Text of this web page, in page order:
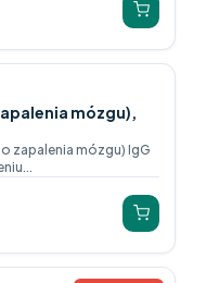
mózgu),
zapalenia mózgu) IgG